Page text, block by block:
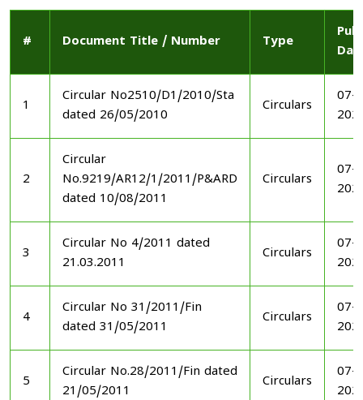
# Document Title / Number Type
1
Circular No2510/D1/2010/Sta
dated 26/05/2010
Circulars
07-
2
Circular
No.9219/AR12/1/2011/P&ARD
dated 10/08/2011
Circulars
07-
3
Circular No 4/2011 dated
21.03.2011
Circulars
07-
4
Circular No 31/2011/Fin
dated 31/05/2011
Circulars
07-
5
Circular No.28/2011/Fin dated
21/05/2011
Circulars
07-